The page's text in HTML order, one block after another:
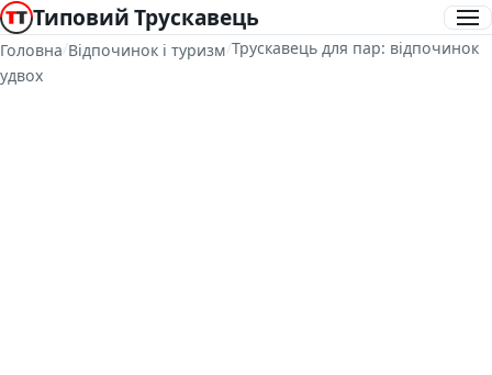
Типовий Трускавець
Головна/Відпочинок і туризм/Трускавець для пар: відпочинок
удвох